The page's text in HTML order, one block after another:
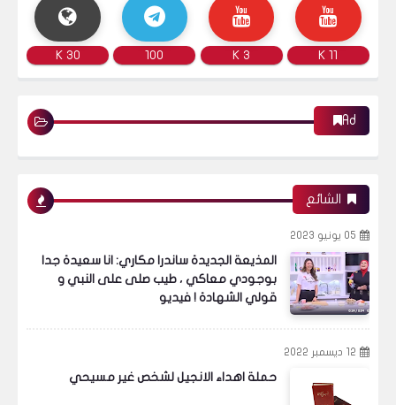
11 K
3 K
100
30 K
Ad
الشائع
05 يونيو 2023
المذيعة الجديدة ساندرا مكاري: انا سعيدة جدا
بوجودي معاكي ، طيب صلى على النبي و
قولي الشهادة ! فيديو
12 ديسمبر 2022
حملة اهداء الانجيل لشخص غير مسيحي